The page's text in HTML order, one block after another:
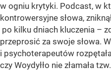
w ogniu krytyki. Podcast, w
kontrowersyjne słowa,
po kilku dniach kluczenia –
przeprosić za swoje słowa.
i psychoterapeutów
czy Woydyłło nie złamała